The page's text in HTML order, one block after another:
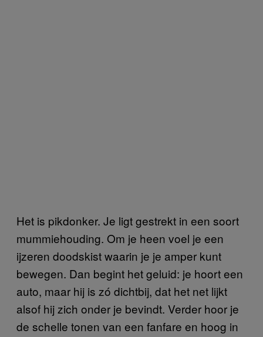
Het is pikdonker. Je ligt gestrekt in een soort
mummiehouding. Om je heen voel je een
ijzeren doodskist waarin je je amper kunt
bewegen. Dan begint het geluid: je hoort een
auto, maar hij is zó dichtbij, dat het net lijkt
alsof hij zich onder je bevindt. Verder hoor je
de schelle tonen van een fanfare en hoog in